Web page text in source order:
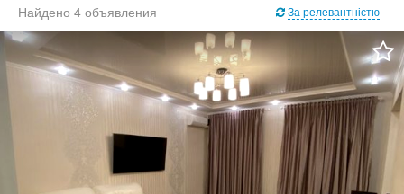
Найдено 4 объявления За релевантністю